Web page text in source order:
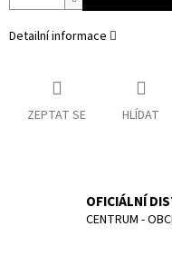
Detailní informace
ZEPTAT SE HLÍDAT
OFICIÁLNÍ
CENTRUM -